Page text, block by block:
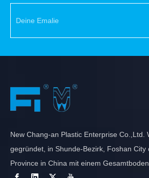
New Chang-an Plastic Enterprise Co.,Ltd.
gegründet, in Shunde-Bezirk, Foshan City
Province in China mit einem Gesamtboden